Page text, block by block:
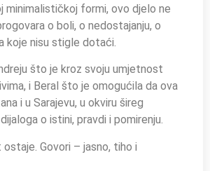
minimalističkoj formi, ovo djelo ne
o boli, o nedostajanju, o
koje nisu stigle dotaći.
što je kroz svoju umjetnost
i Beral što je omogućila da ova
i u Sarajevu, u okviru šireg
o istini, pravdi i pomirenju.
Govori – jasno, tiho i